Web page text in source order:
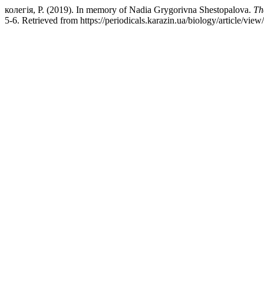
колегія, Р. (2019). In memory of Nadia Grygorivna Shestopalova.
5-6. Retrieved from https://periodicals.karazin.ua/biology/article/